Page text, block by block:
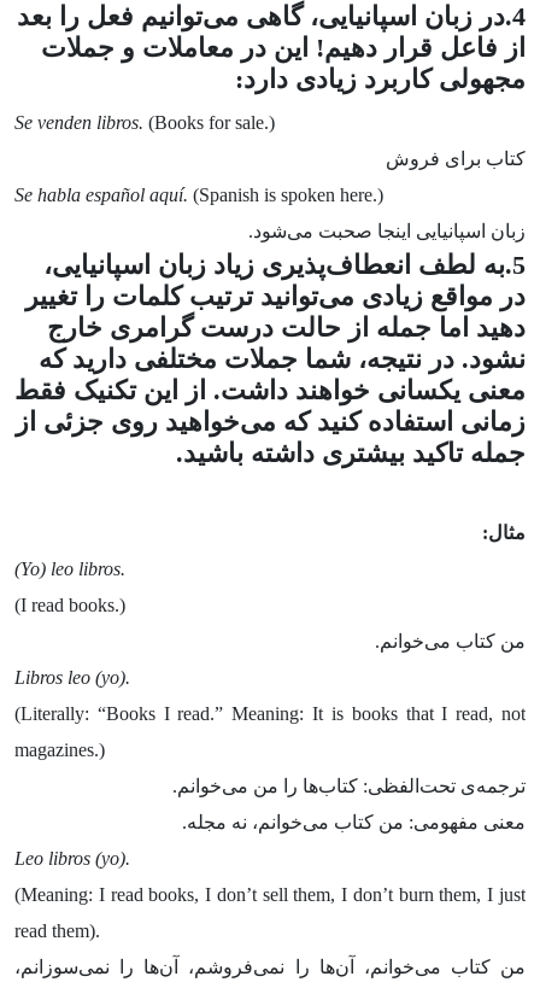
4.در زبان اسپانیایی، گاهی می‌توانیم فعل را بعد
از فاعل قرار دهیم! این در معاملات و جملات
مجهولی کاربرد زیادی دارد:
Se venden libros. (Books for sale.)
کتاب برای فروش
Se habla español aquí. (Spanish is spoken here.)
زبان اسپانیایی اینجا صحبت می‌شود.
5.به لطف انعطاف‌پذیری زیاد زبان اسپانیایی،
در مواقع زیادی می‌توانید ترتیب کلمات را تغییر
دهید اما جمله از حالت درست گرامری خارج
نشود. در نتیجه، شما جملات مختلفی دارید که
معنی یکسانی خواهند داشت. از این تکنیک فقط
زمانی استفاده کنید که می‌خواهید روی جزئی از
جمله تاکید بیشتری داشته باشید.
مثال:
(Yo) leo libros.
(I read books.)
من کتاب می‌خوانم.
Libros leo (yo).
(Literally: “Books I read.” Meaning: It is books that I read, not
magazines.)
ترجمه‌ی تحت‌الفظی: کتاب‌ها را من می‌خوانم.
معنی مفهومی: من کتاب می‌خوانم، نه مجله.
Leo libros (yo).
(Meaning: I read books, I don’t sell them, I don’t burn them, I just
read them).
من کتاب می‌خوانم، آن‌ها را نمی‌فروشم، آن‌ها را نمی‌سوزانم،